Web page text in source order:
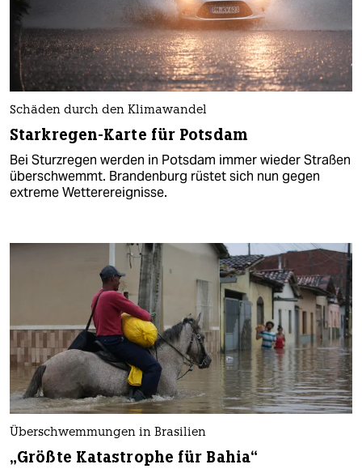
Schäden durch den Klimawandel
Starkregen-Karte für Potsdam
Bei Sturzregen werden in Potsdam immer wieder Straßen
überschwemmt. Brandenburg rüstet sich nun gegen
extreme Wetterereignisse.
Überschwemmungen in Brasilien
„Größte Katastrophe für Bahia“